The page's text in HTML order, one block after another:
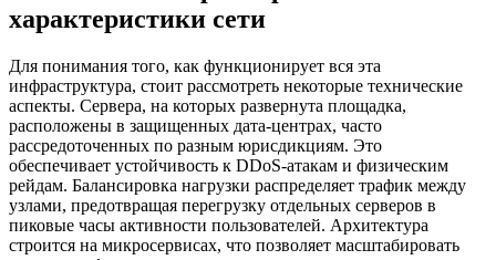
характеристики сети
Для понимания того, как функционирует вся эта
инфраструктура, стоит рассмотреть некоторые технические
аспекты. Сервера, на которых развернута площадка,
расположены в защищенных дата-центрах, часто
рассредоточенных по разным юрисдикциям. Это
обеспечивает устойчивость к DDoS-атакам и физическим
рейдам. Балансировка нагрузки распределяет трафик между
узлами, предотвращая перегрузку отдельных серверов в
пиковые часы активности пользователей. Архитектура
строится на микросервисах, что позволяет масштабировать